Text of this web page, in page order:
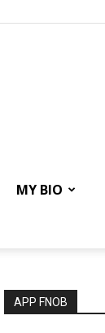
MY BIO
APP FNOB